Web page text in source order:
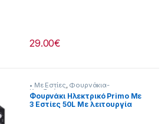
29.00€
• Με Εστίες, Φουρνάκια-
Κουζινάκια
Φουρνάκι Ηλεκτρικό Primo Με
3 Εστίες 50L Με λειτουργία